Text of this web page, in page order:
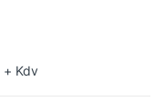
+ Kdv